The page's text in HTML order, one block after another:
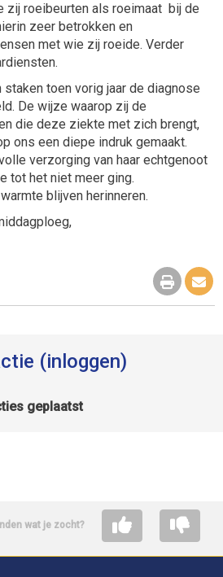
zij roeibeurten als roeimaat bij de
zeer betrokken en
met wie zij roeide. Verder
toen vorig jaar de diagnose
De wijze waarop zij de
die deze ziekte met zich brengt,
ons een diepe indruk gemaakt.
verzorging van haar echtgenoot
tot het niet meer ging.
blijven herinneren.
(inloggen)
geplaatst
wat je zocht?